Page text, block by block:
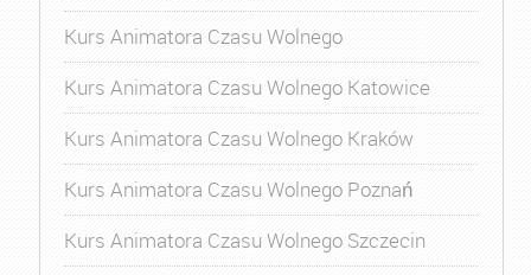
Kurs Animatora Czasu Wolnego
Kurs Animatora Czasu Wolnego Katowice
Kurs Animatora Czasu Wolnego Kraków
Kurs Animatora Czasu Wolnego Poznań
Kurs Animatora Czasu Wolnego Szczecin